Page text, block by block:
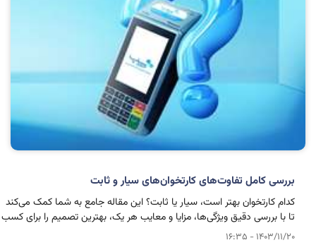
بررسی کامل تفاوت‌های کارتخوان‌های سیار و ثابت
کدام کارتخوان بهتر است، سیار یا ثابت؟ این مقاله جامع به شما کمک می‌کند
تا با بررسی دقیق ویژگی‌ها، مزایا و معایب هر یک، بهترین تصمیم را برای کسب
‌و کار خود بگیرید.
1403/11/20 - 16:35